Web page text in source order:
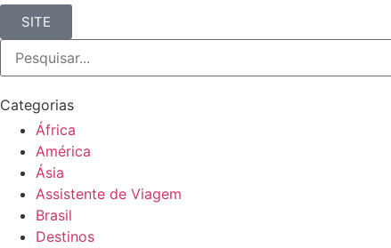
SITE
Categorias
África
América
Ásia
Assistente de Viagem
Brasil
Destinos